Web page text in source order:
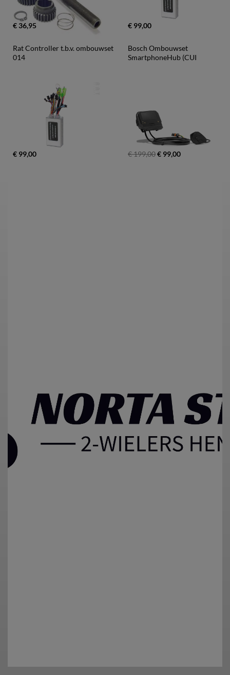
€ 36,95 € 99,00
Rat Controller t.b.v. ombouwset
014
€ 99,00
Bosch Ombouwset
SmartphoneHub (CUI
€ 199,00€ 99,00